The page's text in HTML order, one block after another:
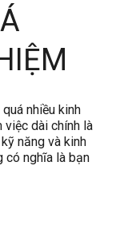
nhiều kinh
việc dài chính là
năng và kinh
có nghĩa là bạn